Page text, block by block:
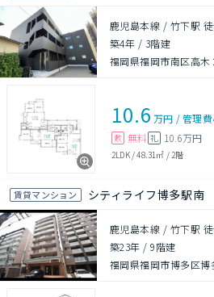
鹿児島本線 / 竹下駅
築4年 / 3階建
福岡県福岡市南区高木
10.6 万円 /管理費
敷 無料 礼 10.6万円
2LDK/48.31㎡ / 2階
賃貸マンション シティライフ博多駅南
鹿児島本線 / 竹下駅
築23年 /9階建
福岡県福岡市博多区博